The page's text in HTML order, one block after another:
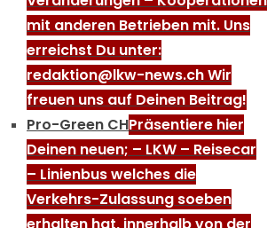
mit anderen Betrieben mit. Uns
erreichst Du unter:
redaktion@lkw-news.ch Wir
freuen uns auf Deinen Beitrag!
Pro-Green CHPräsentiere hier
Deinen neuen; – LKW – Reisecar
– Linienbus welches die
Verkehrs-Zulassung soeben